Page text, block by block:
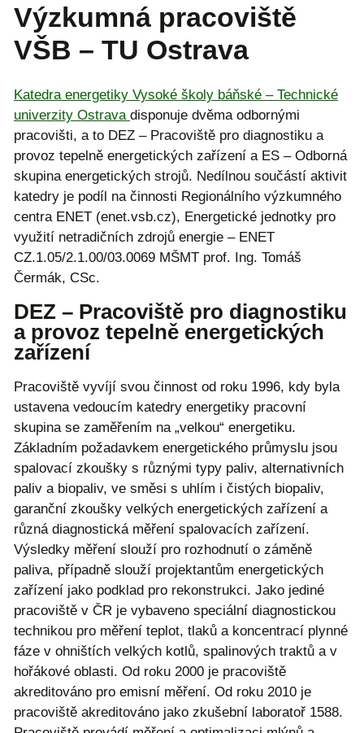
Výzkumná pracoviště
VŠB – TU Ostrava
Katedra energetiky Vysoké školy báňské – Technické
univerzity Ostrava disponuje dvěma odbornými
pracovišti, a to DEZ – Pracoviště pro diagnostiku a
provoz tepelně energetických zařízení a ES – Odborná
skupina energetických strojů. Nedílnou součástí aktivit
katedry je podíl na činnosti Regionálního výzkumného
centra ENET (enet.vsb.cz), Energetické jednotky pro
využití netradičních zdrojů energie – ENET
CZ.1.05/2.1.00/03.0069 MŠMT prof. Ing. Tomáš
Čermák, CSc.
DEZ – Pracoviště pro diagnostiku
a provoz tepelně energetických
zařízení
Pracoviště vyvíjí svou činnost od roku 1996, kdy byla
ustavena vedoucím katedry energetiky pracovní
skupina se zaměřením na „velkou“ energetiku.
Základním požadavkem energetického průmyslu jsou
spalovací zkoušky s různými typy paliv, alternativních
paliv a biopaliv, ve směsi s uhlím i čistých biopaliv,
garanční zkoušky velkých energetických zařízení a
různá diagnostická měření spalovacích zařízení.
Výsledky měření slouží pro rozhodnutí o záměně
paliva, případně slouží projektantům energetických
zařízení jako podklad pro rekonstrukci. Jako jediné
pracoviště v ČR je vybaveno speciální diagnostickou
technikou pro měření teplot, tlaků a koncentrací plynné
fáze v ohništích velkých kotlů, spalinových traktů a v
hořákové oblasti. Od roku 2000 je pracoviště
akreditováno pro emisní měření. Od roku 2010 je
pracoviště akreditováno jako zkušební laboratoř 1588.